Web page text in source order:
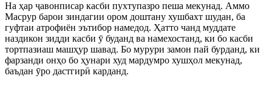
На ҳар ҷавонписар касби пухтупазро пеша мекунад. Аммо
Масрур барои зиндагии ором доштану хушбахт шудан, ба
гуфтаи атрофиён эътибор намедод. Ҳатто чанд муддате
наздикон зидди касби ӯ буданд ва намехостанд, ки бо касби
тортпазиаш машҳур шавад. Бо мурури замон пай бурданд, ки
фарзанди онҳо бо ҳунари худ мардумро хушҳол мекунад,
баъдан ӯро дастгирӣ карданд.